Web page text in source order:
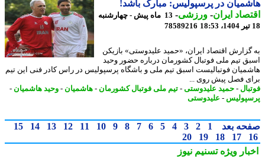
در پرسپولیس: مبارک باشد!
ایران- ورزشی-
13 ماه پیش - چهارشنبه
78589216
اقتصاد ایران، «حمید علیدوستی» بازیکن
تیم ملی فوتبال کشورمان درباره حضور وحید
فوتبالیست اسبق تیم ملی و باشگاه پرسپولیس در راس کادر فنی این تیم
فصل پیش روی ...
-حمید علیدوستی-تیم ملی فوتبال کشورمان -هاشمیان-وحید هاشمیان-
-علیدوستی
بعد 1
2
3
4
5
6
7
8
9
10
11
12
13
14
15
17
18
19
20
ویژهتسنیم نیوز